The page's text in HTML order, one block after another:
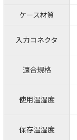
ケース材質
入力コネクタ
適合規格
使用温湿度
保存温湿度